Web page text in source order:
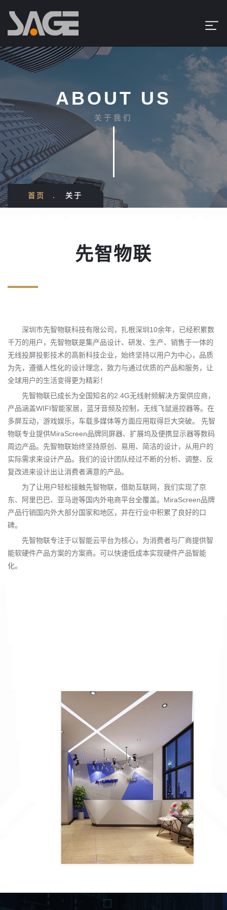
ABOUT US
关于我们
首页 关于
先智物联
深圳市先智物联科技有限公司，扎根深圳10余年，已经积累数
千万的用户，先智物联是集产品设计、研发、生产、销售于一体的
无线投屏投影技术的高新科技企业，始终坚持以用户为中心，品质
为先，遵循人性化的设计理念，致力与通过优质的产品和服务，让
全球用户的生活变得更为精彩！
先智物联已成长为全国知名的2.4G无线射频解决方案供应商，
产品涵盖WIFI智能家居，蓝牙音频及控制，无线飞鼠遥控器等。在
多屏互动，游戏娱乐，车载多媒体等方面应用取得巨大突破。 先智
物联专业提供MiraScreen品牌同屏器、扩展坞及便携显示器等数码
周边产品。先智物联始终坚持原创、易用、简洁的设计，从用户的
实际需求来设计产品。我们的设计团队经过不断的分析、调整、反
复改进来设计出让消费者满意的产品。
为了让用户轻松接触先智物联，借助互联网，我们实现了京
东、阿里巴巴、亚马逊等国内外电商平台全覆盖。MiraScreen品牌
产品行销国内外大部分国家和地区，并在行业中积累了良好的口
碑。
先智物联专注于以智能云平台为核心，为消费者与厂商提供智
能软硬件产品方案的方案商。可以快速低成本实现硬件产品智能
化。